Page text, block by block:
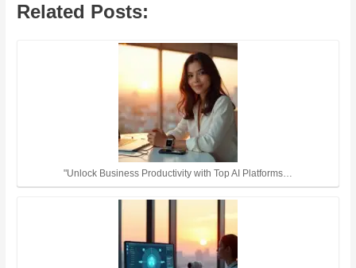
Related Posts:
"Unlock Business Productivity with Top AI Platforms…